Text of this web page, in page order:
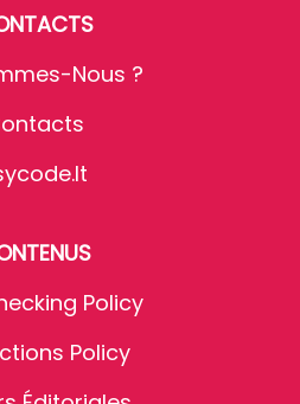
Nous ?
Policy
Policy